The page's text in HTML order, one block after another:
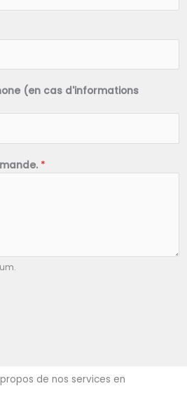
(en cas d'informations
*
de nos services en